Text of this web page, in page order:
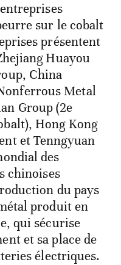
sur le cobalt
présentent
Huayou
China
Metal
Group (2e
Hong Kong
et Tenngyuan
des
chinoises
du pays
produit en
qui sécurise
et sa place de
électriques.